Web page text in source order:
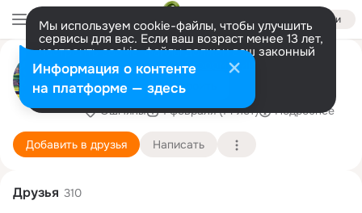
Войти
Мы используем cookie-файлы, чтобы улучшить
сервисы для вас. Если ваш возраст менее 13 лет,
настроить cookie-файлы должен ваш законный
представитель. Больше информации
Разрешить все Настроить
УНИВЕРСИТЕТ Мудрость и
долголетие
Ошмяны 1 февраля (14 лет) Подробнее
Добавить в друзья Написать
Друзья 310
Информация о контенте
на платформе — здесь